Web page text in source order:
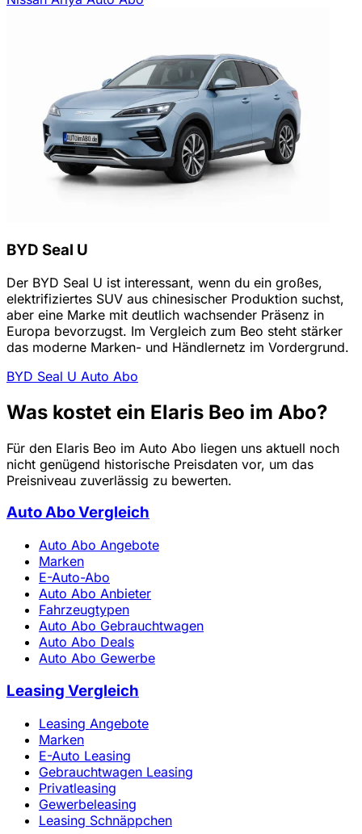
BYD Seal U
Der BYD Seal U ist interessant, wenn du ein großes,
elektrifiziertes SUV aus chinesischer Produktion suchst,
aber eine Marke mit deutlich wachsender Präsenz in
Europa bevorzugst. Im Vergleich zum Beo steht stärker
das moderne Marken- und Händlernetz im Vordergrund.
BYD Seal U Auto Abo
Was kostet ein Elaris Beo im Abo?
Für den Elaris Beo im Auto Abo liegen uns aktuell noch
nicht genügend historische Preisdaten vor, um das
Preisniveau zuverlässig zu bewerten.
Auto Abo Vergleich
Auto Abo Angebote
Marken
E-Auto-Abo
Auto Abo Anbieter
Fahrzeugtypen
Auto Abo Gebrauchtwagen
Auto Abo Deals
Auto Abo Gewerbe
Leasing Vergleich
Leasing Angebote
Marken
E-Auto Leasing
Gebrauchtwagen Leasing
Privatleasing
Gewerbeleasing
Leasing Schnäppchen